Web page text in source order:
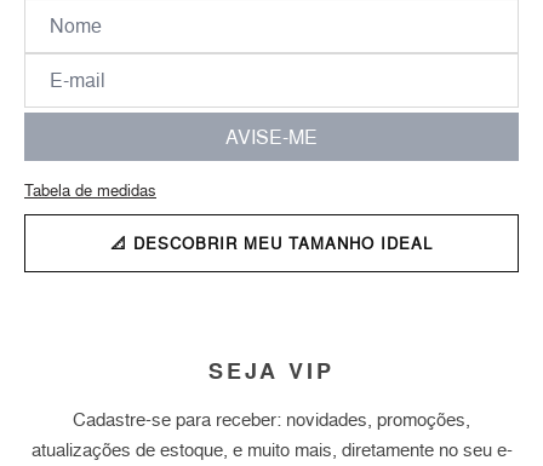
AVISE-ME
Tabela de medidas
📐 DESCOBRIR MEU TAMANHO IDEAL
SEJA VIP
Cadastre-se para receber: novidades, promoções,
atualizações de estoque, e muito mais, diretamente no seu e-